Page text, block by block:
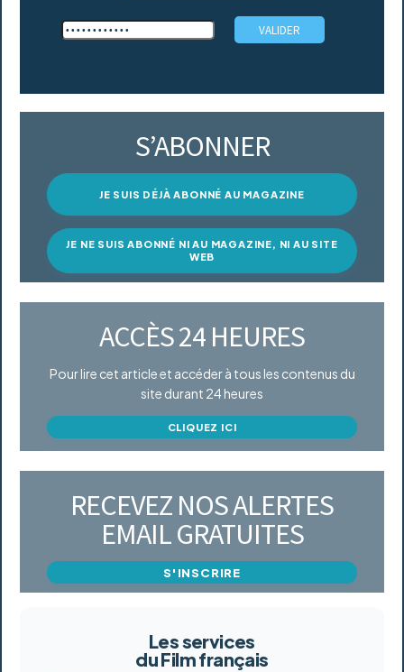
S’ABONNER
JE SUIS DÉJÀ ABONNÉ AU MAGAZINE
JE NE SUIS ABONNÉ NI AU MAGAZINE, NI AU SITE
WEB
ACCÈS 24 HEURES
Pour lire cet article et accéder à tous les contenus du
site durant 24 heures
CLIQUEZ ICI
RECEVEZ NOS ALERTES
EMAIL GRATUITES
S'INSCRIRE
Les services
du Film français